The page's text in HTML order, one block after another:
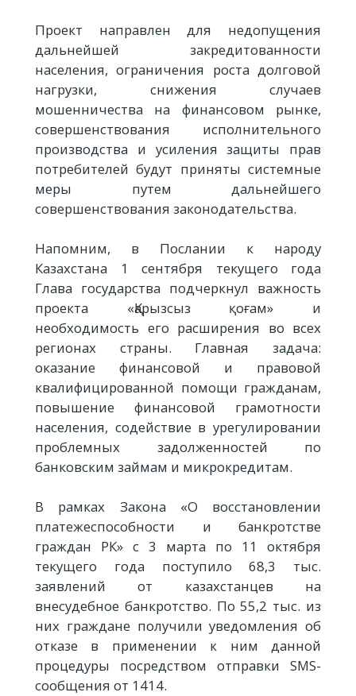
Проект направлен для недопущения
дальнейшей закредитованности
населения, ограничения роста долговой
нагрузки, снижения случаев
мошенничества на финансовом рынке,
совершенствования исполнительного
производства и усиления защиты прав
потребителей будут приняты системные
меры путем дальнейшего
совершенствования законодательства.
Напомним, в Послании к народу
Казахстана 1 сентября текущего года
Глава государства подчеркнул важность
проекта «Қарызсыз қоғам» и
необходимость его расширения во всех
регионах страны. Главная задача:
оказание финансовой и правовой
квалифицированной помощи гражданам,
повышение финансовой грамотности
населения, содействие в урегулировании
проблемных задолженностей по
банковским займам и микрокредитам.
В рамках Закона «О восстановлении
платежеспособности и банкротстве
граждан РК» с 3 марта по 11 октября
текущего года поступило 68,3 тыс.
заявлений от казахстанцев на
внесудебное банкротство. По 55,2 тыс. из
них граждане получили уведомления об
отказе в применении к ним данной
процедуры посредством отправки SMS-
сообщения от 1414.